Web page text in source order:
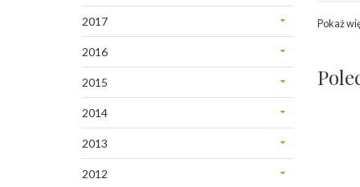
2017
Grudzień
Listopad
Październik
Wrzesień
Lipiec
2016
Grudzień
Wrzesień
2015
Maj
Kwiecień
Marzec
2014
Maj
Kwiecień
Marzec
2013
Grudzień
Listopad
2012
Pokaż